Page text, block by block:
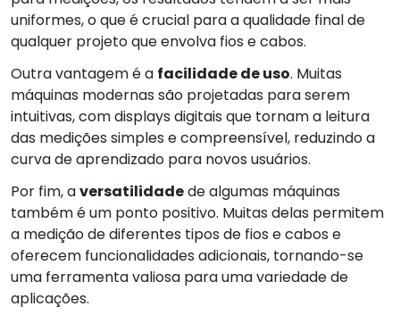
uniformes, o que é crucial para a qualidade final de
qualquer projeto que envolva fios e cabos.
Outra vantagem é a facilidade de uso. Muitas
máquinas modernas são projetadas para serem
intuitivas, com displays digitais que tornam a leitura
das medições simples e compreensível, reduzindo a
curva de aprendizado para novos usuários.
Por fim, aversatilidadede algumas máquinas
também é um ponto positivo. Muitas delas permitem
a medição de diferentes tipos de fios e cabos e
oferecem funcionalidades adicionais, tornando-se
uma ferramenta valiosa para uma variedade de
aplicações.